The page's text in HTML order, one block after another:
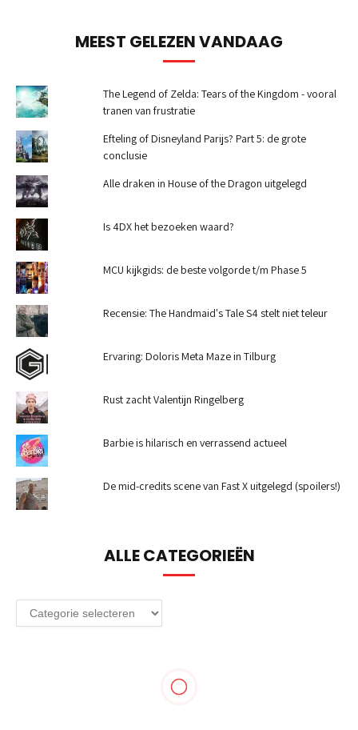
MEEST GELEZEN VANDAAG
The Legend of Zelda: Tears of the Kingdom - vooral
tranen van frustratie
Efteling of Disneyland Parijs? Part 5: de grote
conclusie
Alle draken in House of the Dragon uitgelegd
Is 4DX het bezoeken waard?
MCU kijkgids: de beste volgorde t/m Phase 5
Recensie: The Handmaid's Tale S4 stelt niet teleur
Ervaring: Doloris Meta Maze in Tilburg
Rust zacht Valentijn Ringelberg
Barbie is hilarisch en verrassend actueel
De mid-credits scene van Fast X uitgelegd (spoilers!)
ALLE CATEGORIEËN
Alle
categorieën